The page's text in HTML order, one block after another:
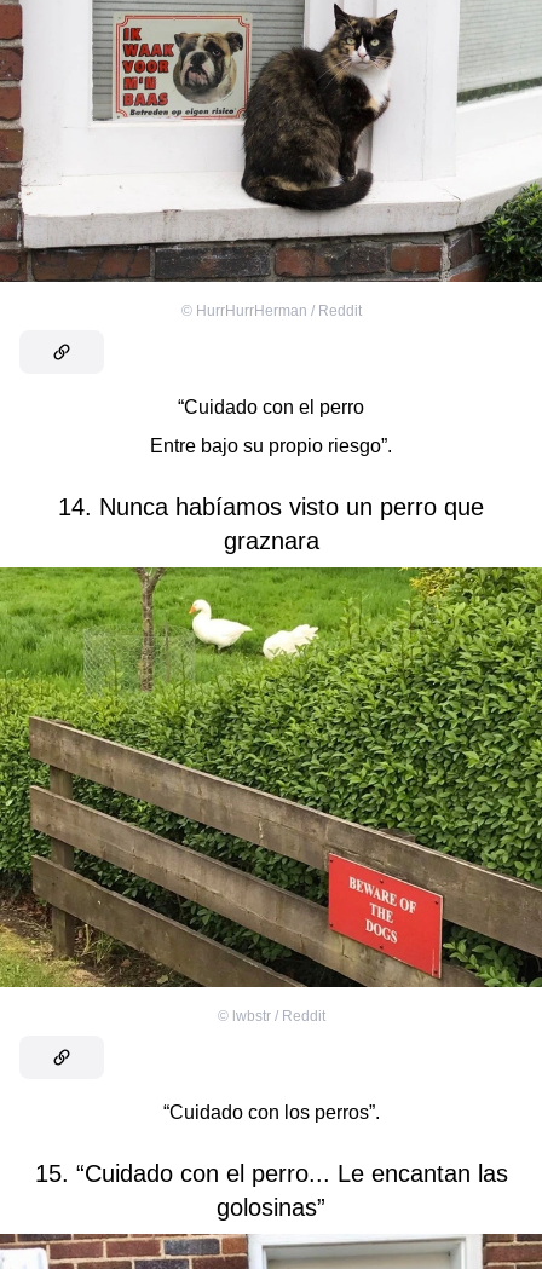
© HurrHurrHerman / Reddit
“Cuidado con el perro
Entre bajo su propio riesgo”.
14. Nunca habíamos visto un perro que
graznara
© lwbstr / Reddit
“Cuidado con los perros”.
15. “Cuidado con el perro... Le encantan las
golosinas”